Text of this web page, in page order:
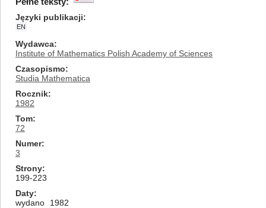
Języki publikacji
EN
Wydawca
Institute of Mathematics Polish Academy of Sciences
Czasopismo
Studia Mathematica
Rocznik
1982
Tom
72
Numer
3
Strony
199-223
Daty
wydano
1982